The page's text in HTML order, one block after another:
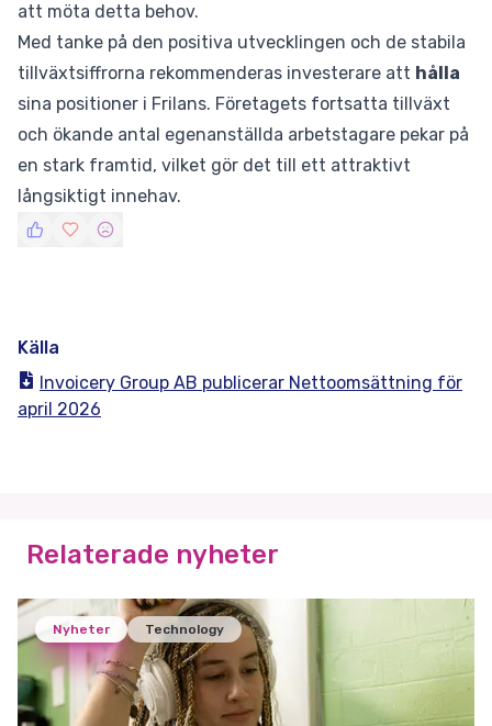
att möta detta behov.
Med tanke på den positiva utvecklingen och de stabila
tillväxtsiffrorna rekommenderas investerare att hålla
sina positioner i Frilans. Företagets fortsatta tillväxt
och ökande antal egenanställda arbetstagare pekar på
en stark framtid, vilket gör det till ett attraktivt
långsiktigt innehav.
Källa
Invoicery Group AB publicerar Nettoomsättning för
april 2026
Relaterade nyheter
Nyheter Technology